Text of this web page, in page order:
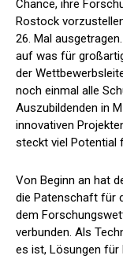
Chance, ihre
Rostock
26. Mal
auf was für
der
noch einmal alle
Auszubildenden in
innovativen
steckt viel Potential
Von Beginn an hat
die Patenschaft für
dem
verbunden. Als
es ist, Lösungen für